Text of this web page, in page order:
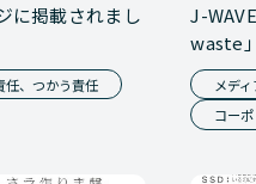
掲載されまし
任、つかう責任
J-
waste
メデ
コー